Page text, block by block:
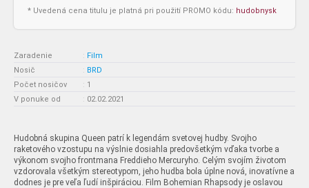
* Uvedená cena titulu je platná pri použití PROMO kódu: hudobnysk
Zaradenie : Film
Nosič
: BRD
Počet nosičov
: 1
V ponuke od
: 02.02.2021
Hudobná skupina Queen patrí k legendám svetovej hudby. Svojho
raketového vzostupu na výslnie dosiahla predovšetkým vďaka tvorbe a
výkonom svojho frontmana Freddieho Mercuryho. Celým svojím životom
vzdorovala všetkým stereotypom, jeho hudba bola úplne nová, inovatívne a
dodnes je pre veľa ľudí inšpiráciou. Film Bohemian Rhapsody je oslavou